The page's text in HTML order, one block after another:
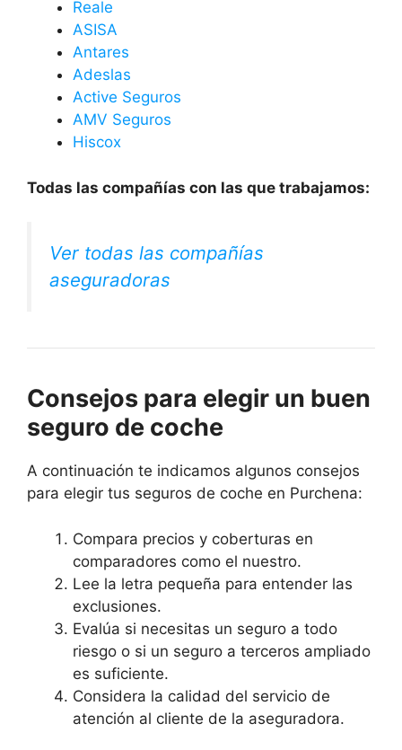
Reale
ASISA
Antares
Adeslas
Active Seguros
AMV Seguros
Hiscox
Todas las compañías con las que trabajamos:
Ver todas las compañías
aseguradoras
Consejos para elegir un buen
seguro de coche
A continuación te indicamos algunos consejos
para elegir tus seguros de coche en Purchena:
Compara precios y coberturas en
comparadores como el nuestro.
Lee la letra pequeña para entender las
exclusiones.
Evalúa si necesitas un seguro a todo
riesgo o si un seguro a terceros ampliado
es suficiente.
Considera la calidad del servicio de
atención al cliente de la aseguradora.